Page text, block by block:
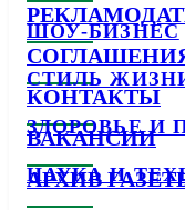
ШОУ-БИЗНЕС
СТИЛЬ
ЗДОРОВЬЕ И
НАУКА И
КОНТАКТЫ
ВАКАНСИИ
АРХИВ